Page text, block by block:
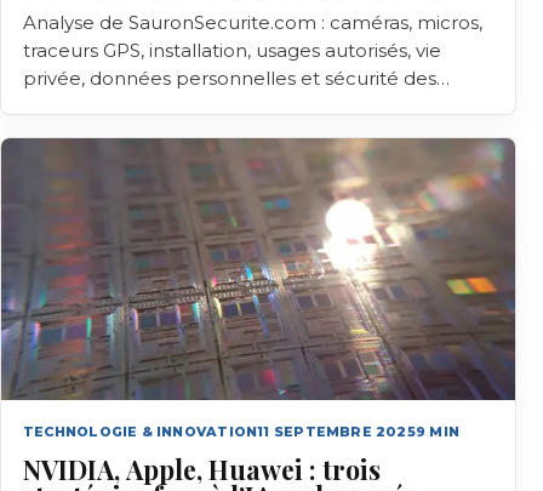
Analyse de SauronSecurite.com : caméras, micros,
traceurs GPS, installation, usages autorisés, vie
privée, données personnelles et sécurité des
TECHNOLOGIE & INNOVATION11 SEPTEMBRE 20259 MIN
NVIDIA, Apple, Huawei : trois